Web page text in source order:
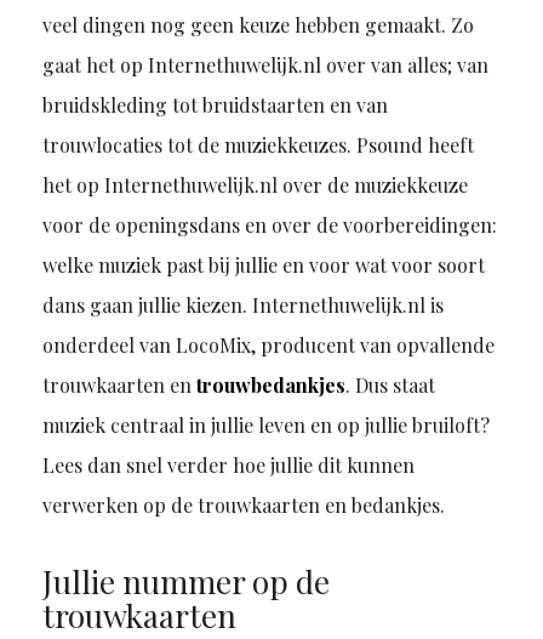
veel dingen nog geen keuze hebben gemaakt. Zo
gaat het op Internethuwelijk.nl over van alles; van
bruidskleding tot bruidstaarten en van
trouwlocaties tot de muziekkeuzes. Psound heeft
het op Internethuwelijk.nl over de muziekkeuze
voor de openingsdans en over de voorbereidingen:
welke muziekpast bij jullieen voor wat voor soort
dans gaan jullie kiezen. Internethuwelijk.nl is
onderdeel van LocoMix, producent van opvallende
trouwkaarten entrouwbedankjes. Dus staat
muziek centraal in jullie leven en op jullie bruiloft?
Lees dan snel verder hoe jullie dit kunnen
verwerken op de trouwkaarten en bedankjes.
Jullie nummer op de
trouwkaarten